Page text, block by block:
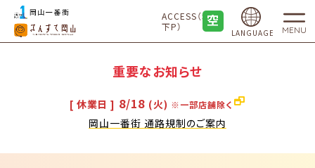
ACCESS（地
下P）
LANGUAGE MENU
重要なお知らせ
[ 休業日 ] 8/18 (火) ※一部店舗除く
岡山一番街 通路規制のご案内